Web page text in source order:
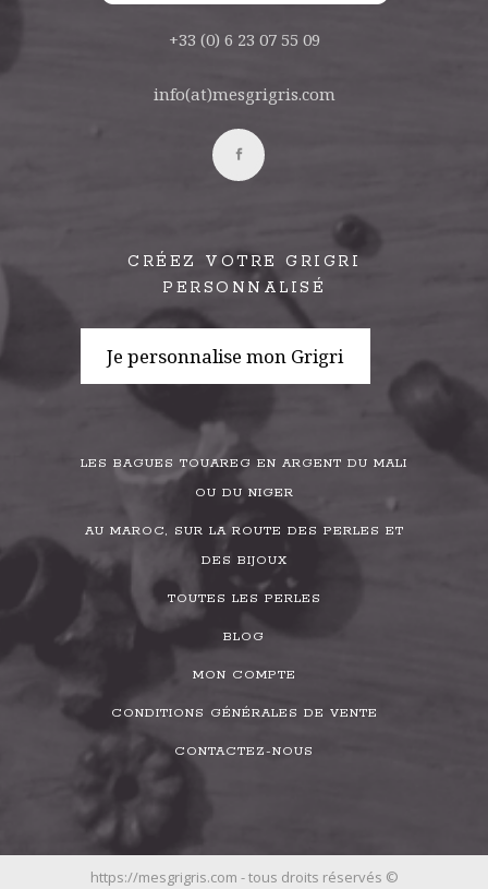
+33 (0) 6 23 07 55 09
info(at)mesgrigris.com
CRÉEZ VOTRE GRIGRI
PERSONNALISÉ
Je personnalise mon Grigri
LES BAGUES TOUAREG EN ARGENT DU MALI
OU DU NIGER
AU MAROC, SUR LA ROUTE DES PERLES ET
DES BIJOUX
TOUTES LES PERLES
BLOG
MON COMPTE
CONDITIONS GÉNÉRALES DE VENTE
CONTACTEZ-NOUS
https://mesgrigris.com - tous droits réservés ©